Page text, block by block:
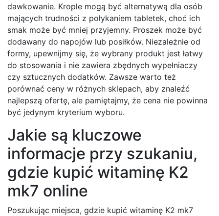
dawkowanie. Krople mogą być alternatywą dla osób
mających trudności z połykaniem tabletek, choć ich
smak może być mniej przyjemny. Proszek może być
dodawany do napojów lub posiłków. Niezależnie od
formy, upewnijmy się, że wybrany produkt jest łatwy
do stosowania i nie zawiera zbędnych wypełniaczy
czy sztucznych dodatków. Zawsze warto też
porównać ceny w różnych sklepach, aby znaleźć
najlepszą ofertę, ale pamiętajmy, że cena nie powinna
być jedynym kryterium wyboru.
Jakie są kluczowe
informacje przy szukaniu,
gdzie kupić witaminę K2
mk7 online
Poszukując miejsca, gdzie kupić witaminę K2 mk7